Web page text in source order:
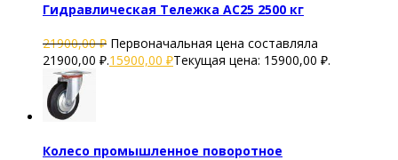
Гидравлическая Тележка AC25 2500 кг
21900,00₽ Первоначальная цена составляла
21900,00 ₽.15900,00 ₽Текущая цена: 15900,00 ₽.
Колесо промышленное поворотное